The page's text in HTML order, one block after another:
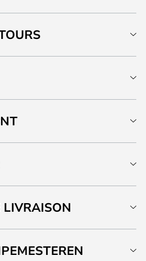
LIVRAISON